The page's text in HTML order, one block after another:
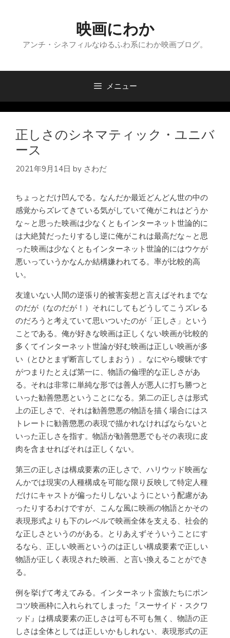
へ
映画にわか
アンチ・シネフィルなゆるふわ系にわか映画ブログ。
メニュー
正しさのシネマティック・ユニバ
ース
2021年9月14日 by さわだ
ちょっとだけ凹んでる。なんだか最近どんどん世の中の
感覚からズレてきている気がしていて俺がこれはどうか
な～と思った映画は少なくともインターネット世論的に
は大絶賛だったりするし逆に俺がこれは最高だな～と思
った映画は少なくともインターネット世論的にはウケが
悪いっていうかなんか結構嫌われてる。率が比較的高
い。
友達いない人間の逆張り的被害妄想と言えばそれまでな
のだが（なのだが！）それにしてもどうしてこうズレる
のだろうと考えていて思いついたのが「正しさ」という
ことである。俺が好きな映画は正しくない映画が比較的
多くてインターネット世論が好む映画は正しい映画が多
い（とひとまず断言してしまおう）。なにやら曖昧です
がつまりたとえば第一に、物語の倫理的な正しさがあ
る。それは非常に単純な形では善人が悪人に打ち勝つと
いった勧善懲悪ということになる。第二の正しさは形式
上の正しさで、それは勧善懲悪の物語を描く場合にはス
トレートに勧善懲悪の表現で描かれなければならないと
いった正しさを指す。物語が勧善懲悪でもその表現に皮
肉を含ませればそれは正しくない。
第三の正しさは構成要素の正しさで、ハリウッド映画な
んかでは現実の人種構成を可能な限り反映して特定人種
だけにキャストが偏ったりしないようにという配慮があ
ったりするわけですが、こんな風に映画の物語とかその
表現形式よりも下のレベルで映画全体を支える、社会的
な正しさというのがある。とりあえずそういうことにす
るなら、正しい映画というのは正しい構成要素で正しい
物語が正しく表現された映画、と言い換えることができ
る。
例を挙げて考えてみる。インターネット蛮族たちにポン
コツ映画枠に入れられてしまった『スーサイド・スクワ
ッド』は構成要素の正しさは可も不可も無く、物語の正
しさは全体としては正しいかもしれない、表現形式の正